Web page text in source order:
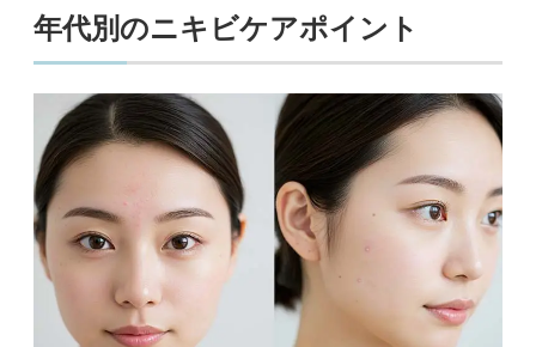
年代別のニキビケアポイント